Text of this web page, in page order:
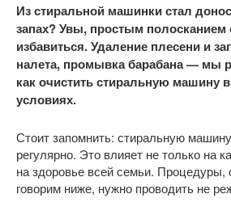
Из стиральной машинки стал
запах? Увы, простым полосканием
избавиться. Удаление плесени и
налета, промывка барабана — мы
как очистить стиральную машину
условиях.
Стоит запомнить: стиральную
регулярно. Это влияет не только на
на здоровье всей семьи. Процедуры,
говорим ниже, нужно проводить не